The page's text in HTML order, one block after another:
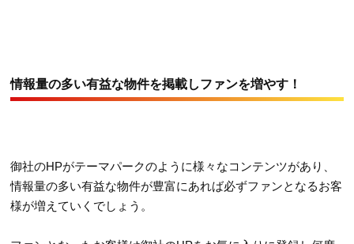
情報量の多い有益な物件を掲載しファンを増やす！
御社のHPがテーマパークのように様々なコンテンツがあり、
情報量の多い有益な物件が豊富にあれば必ずファンとなるお客
様が増えていくでしょう。